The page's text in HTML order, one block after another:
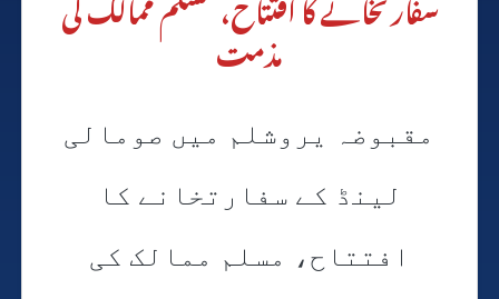
مذمت
مقبوضہ یروشلم میں صومالی
لینڈ کے سفارتخانے کا
افتتاح، مسلم ممالک کی